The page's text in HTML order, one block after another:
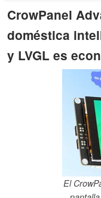
CrowPanel
doméstica
y LVGL es
El